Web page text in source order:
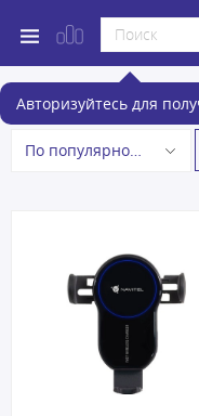
Авторизуйтесь для
Держатели для
По популярности